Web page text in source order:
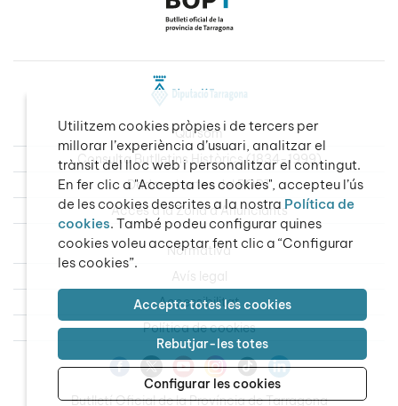
Qui som
Consulta Butlletins Històrics (1834-1999)
Dades obertes del BOPT
Accés a la Zona d’Anunciants
Normativa
Avís legal
Accessibilitat
Política de cookies
Butlletí Oficial de la Província de Tarragona
Utilitzem cookies pròpies i de tercers per
millorar l’experiència d’usuari, analitzar el
trànsit del lloc web i personalitzar el contingut.
En fer clic a "Accepta les cookies", accepteu l’ús
de les cookies descrites a la nostra Política de
cookies. També podeu configurar quines
cookies voleu acceptar fent clic a “Configurar
les cookies”.
Accepta totes les cookies
Rebutjar-les totes
Configurar les cookies